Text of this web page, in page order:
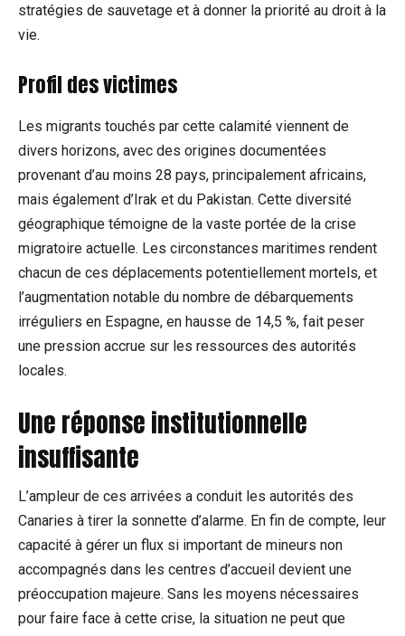
stratégies de sauvetage et à donner la priorité au droit à la
vie.
Profil des victimes
Les migrants touchés par cette calamité viennent de
divers horizons, avec des origines documentées
provenant d’au moins 28 pays, principalement africains,
mais également d’Irak et du Pakistan. Cette diversité
géographique témoigne de la vaste portée de la crise
migratoire actuelle. Les circonstances maritimes rendent
chacun de ces déplacements potentiellement mortels, et
l’augmentation notable du nombre de débarquements
irréguliers en Espagne, en hausse de 14,5 %, fait peser
une pression accrue sur les ressources des autorités
locales.
Une réponse institutionnelle
insuffisante
L’ampleur de ces arrivées a conduit les autorités des
Canaries à tirer la sonnette d’alarme. En fin de compte, leur
capacité à gérer un flux si important de mineurs non
accompagnés dans les centres d’accueil devient une
préoccupation majeure. Sans les moyens nécessaires
pour faire face à cette crise, la situation ne peut que